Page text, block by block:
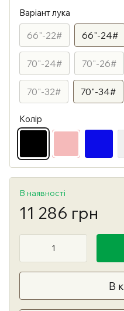
Варіант лука
66"-22# 66"-24#
70"-24# 70"-26#
70"-32# 70"-34#
Колір
В наявності
11 286 грн
В